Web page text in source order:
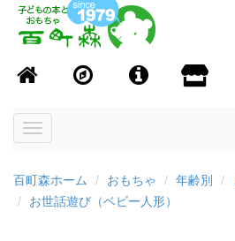
Toggle
百町森ホーム おもちゃ 年齢別
お世話遊び（ベビー人形）